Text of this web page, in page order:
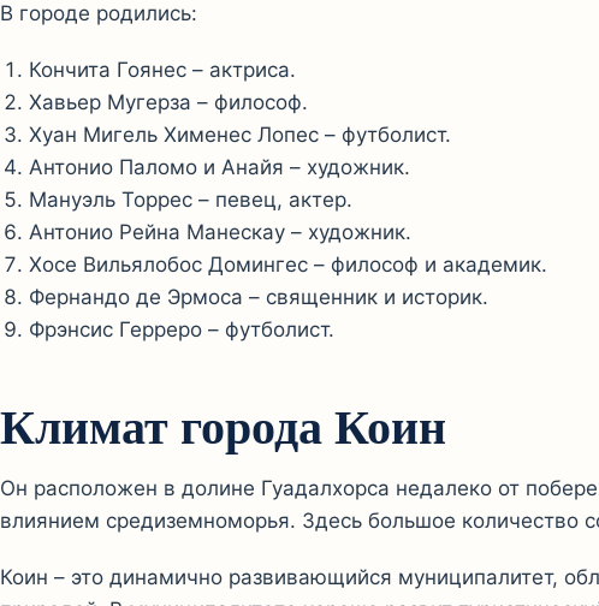
В городе родились:
Кончита Гоянес – актриса.
Хавьер Мугерза – философ.
Хуан Мигель Хименес Лопес – футболист.
Антонио Паломо и Анайя – художник.
Мануэль Торрес – певец, актер.
Антонио Рейна Манескау – художник.
Хосе Вильялобос Домингес – философ и академик.
Фернандо де Эрмоса – священник и историк.
Фрэнсис Герреро – футболист.
Климат города Коин
Он расположен в долине Гуадалхорса недалеко от
влиянием средиземноморья. Здесь большое количество
Коин – это динамично развивающийся муниципалитет,